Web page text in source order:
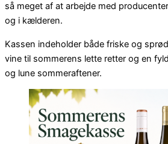
så meget af at arbejde med
og i kælderen.
Kassen indeholder både friske og
vine til sommerens lette retter og en
og lune sommeraftener.